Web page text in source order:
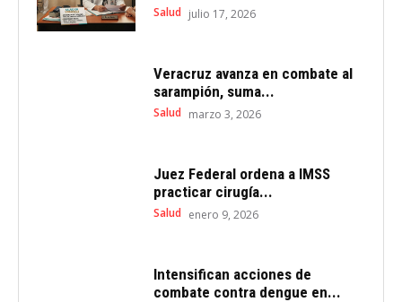
Salud julio 17, 2026
Veracruz avanza en combate al
sarampión, suma...
Salud marzo 3, 2026
Juez Federal ordena a IMSS
practicar cirugía...
Salud enero 9, 2026
Intensifican acciones de
combate contra dengue en...